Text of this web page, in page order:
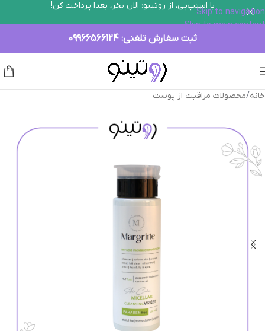
Skip to navigation
Skip to main content
با اسنپ‌پی، از روتینو؛ الان بخر، بعدا پرداخت کن!
ثبت سفارش تلفنی: 09966566124
خانه/محصولات مراقبت از پوست